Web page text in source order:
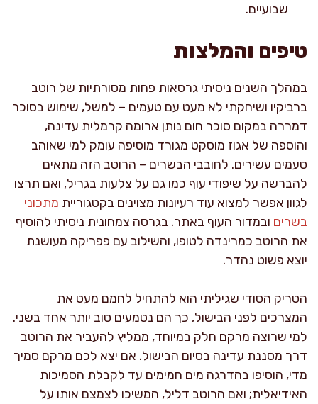
שבועיים.
טיפים והמלצות
במהלך השנים ניסיתי גרסאות פחות מסורתיות של רוטב
ברביקיו ושיחקתי לא מעט עם טעמים – למשל, שימוש בסוכר
דמררה במקום סוכר חום נותן ארומה קרמלית עדינה,
והוספה של אגוז מוסקט מגורד מוסיפה עומק למי שאוהב
טעמים עשירים. לחובבי הבשרים – הרוטב הזה מתאים
להברשה על שיפודי עוף כמו גם על צלעות בגריל, ואם תרצו
לגוון אפשר למצוא עוד רעיונות מצוינים בקטגוריית מתכוני
בשרים ובמדור העוף באתר. בגרסה צמחונית ניסיתי להוסיף
את הרוטב כמרינדה לטופו, והשילוב עם פפריקה מעושנת
יוצא פשוט נהדר.
הטריק הסודי שגיליתי הוא להתחיל לחמם מעט את
המצרכים לפני הבישול, כך הם נטמעים טוב יותר אחד בשני.
למי שרוצה מרקם חלק במיוחד, ממליץ להעביר את הרוטב
דרך מסננת עדינה בסיום הבישול. אם יצא לכם מרקם סמיך
מדי, הוסיפו בהדרגה מים חמימים עד לקבלת הסמיכות
האידיאלית; ואם הרוטב דליל, המשיכו לצמצם אותו על